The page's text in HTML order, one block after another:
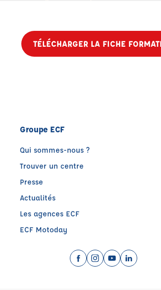
TÉLÉCHARGER LA FICHE
Groupe ECF
Qui sommes-nous ?
Trouver un centre
Presse
Actualités
Les agences ECF
ECF Motoday
Facebook (nouvelle
Instagram
YouTubeLinkedIn